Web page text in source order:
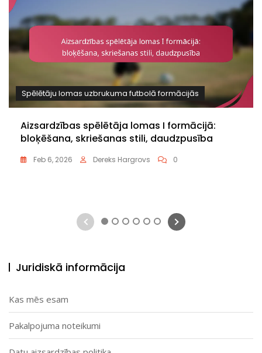
Spēlētāju lomas uzbrukuma futbolā formācijās
Aizsardzības spēlētāja lomas I formācijā:
bloķēšana, skriešanas stili, daudzpusība
Feb 6, 2026 Dereks Hargrovs 0
1 2 3 4 5 6
Juridiskā informācija
Kas mēs esam
Pakalpojuma noteikumi